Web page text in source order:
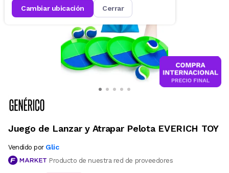
cambiar ubicación cerrar
Juego de Lanzar y Atrapar Pelota EVERICH TOY
Vendido por Glic
Producto de nuestra red de proveedores